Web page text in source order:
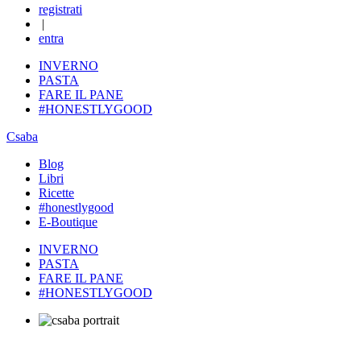
registrati
|
entra
INVERNO
PASTA
FARE IL PANE
#HONESTLYGOOD
Csaba
Blog
Libri
Ricette
#honestlygood
E-Boutique
INVERNO
PASTA
FARE IL PANE
#HONESTLYGOOD